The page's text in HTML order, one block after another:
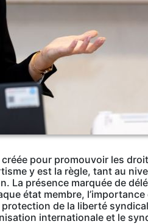
pour promouvoir les
y est la règle, tant au
La présence marquée de
état membre,
de la liberté
internationale et le